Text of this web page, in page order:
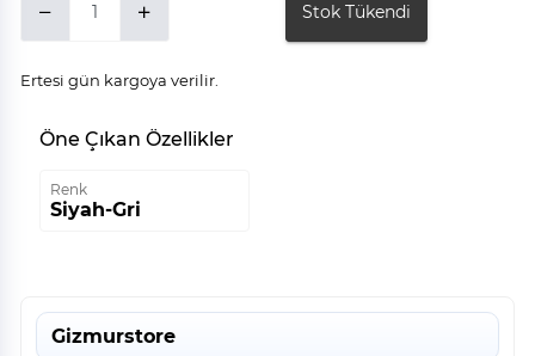
Stok Tükendi
Ertesi gün kargoya verilir.
Öne Çıkan Özellikler
Renk
Siyah-Gri
Gizmurstore